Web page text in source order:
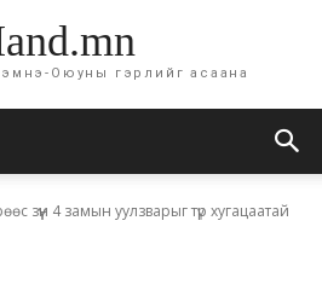
Оюуны гэрлийг асаана
зүүн 4 замын уулзварыг түр хугацаатай